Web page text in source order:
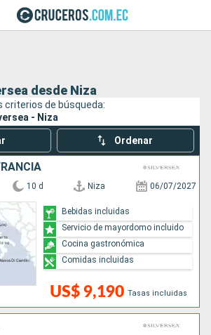
desde Niza
criterios de búsqueda:
- Niza
Ordenar
10 d Niza 06/07/2027
US$ 9,190 Tasas incluidas
Bebidas incluidas
Servicio de mayordomo incluido
Cocina gastronómica
Comidas incluidas